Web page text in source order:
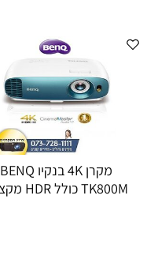
מקרן 4K בנקיו BENQ
TK800M כולל HDR מקצועי